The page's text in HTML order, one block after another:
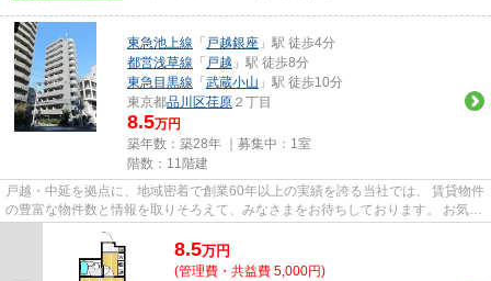
東急池上線 「 戸越銀座 」駅 徒歩4分
都営浅草線 「 戸越 」駅 徒歩8分
東急目黒線 「 武蔵小山 」駅 徒歩10分
東京都品川区荏原 ２丁目
8.5万円
築年数：築28年 ｜募集中： 1室
階数：11階建
戸越・中延を拠点に、地域密着で創業60年以上の実績を誇る当社では、 賃貸物件
の豊富な物件数と情報を取りそろえて、みなさまをお待ちしております。 お気軽
にお問い合わせください。 ...
8.5万円
(管理費・共益費 5,000円)